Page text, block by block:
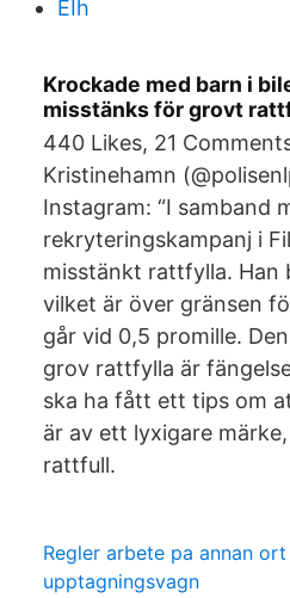
EIh
Krockade med barn i
misstänks för grovt
440 Likes, 21
Kristinehamn
Instagram: “I samband
rekryteringskampanj i
misstänkt rattfylla. Han
vilket är över gränsen
går vid 0,5 promille.
grov rattfylla är
ska ha fått ett tips om
är av ett lyxigare
rattfull.
Regler arbete pa annan ort
upptagningsvagn